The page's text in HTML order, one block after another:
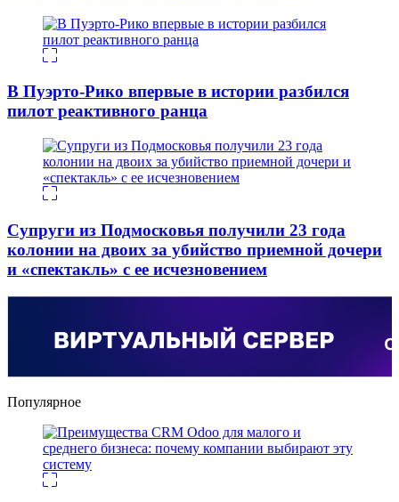
В Пуэрто-Рико впервые в истории разбился
пилот реактивного ранца
Супруги из Подмосковья получили 23 года
колонии на двоих за убийство приемной дочери
и «спектакль» с ее исчезновением
Популярное